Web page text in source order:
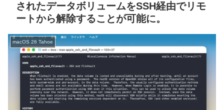
されたデータボリュームをSSH経由でリモ
ートから解除することが可能に。
macOS 26 Tahoe